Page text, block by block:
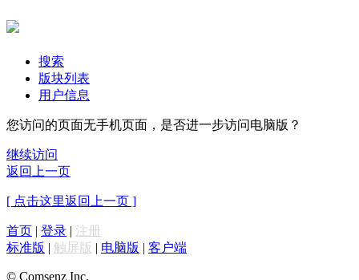
搜索
版块列表
用户信息
您访问的页面无手机页面，是否进一步访问电脑版？
继续访问
返回上一页
[ 点击这里返回上一页 ]
首页 | 登录 | 注册
标准版 | 触屏版 | 电脑版 | 客户端
© Comsenz Inc.